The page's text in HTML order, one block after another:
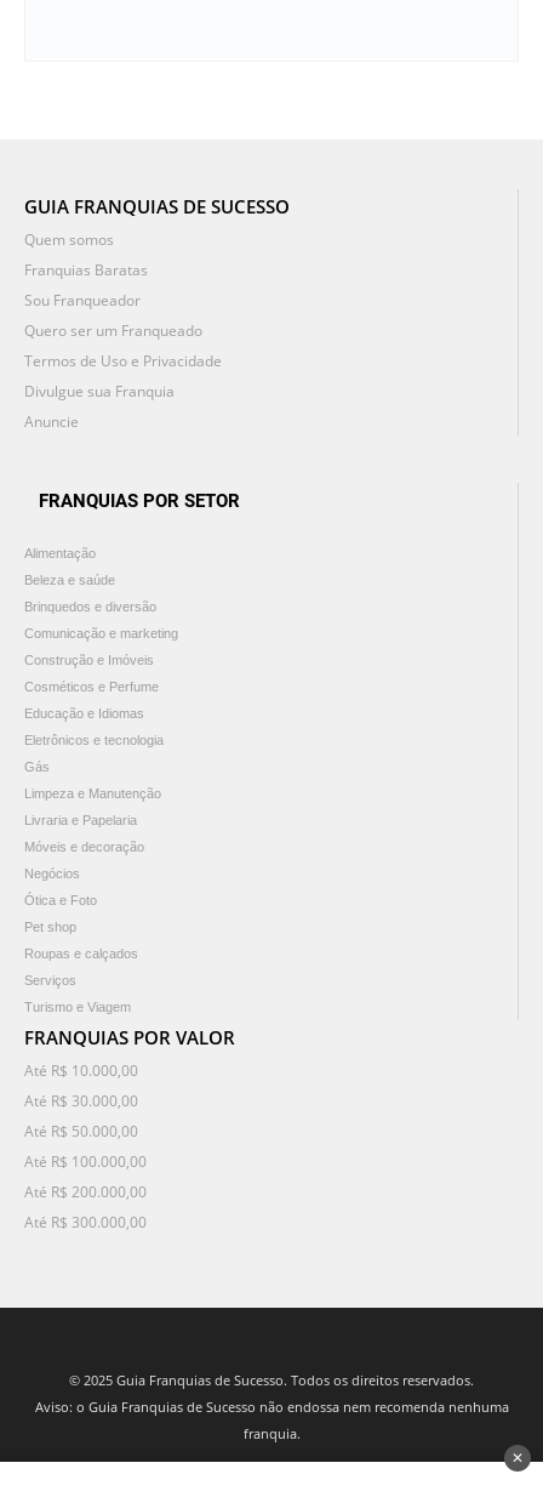
GUIA FRANQUIAS DE SUCESSO
Quem somos
Franquias Baratas
Sou Franqueador
Quero ser um Franqueado
Termos de Uso e Privacidade
Divulgue sua Franquia
Anuncie
FRANQUIAS POR SETOR
Alimentação
Beleza e saúde
Brinquedos e diversão
Comunicação e marketing
Construção e Imóveis
Cosméticos e Perfume
Educação e Idiomas
Eletrônicos e tecnologia
Gás
Limpeza e Manutenção
Livraria e Papelaria
Móveis e decoração
Negócios
Ótica e Foto
Pet shop
Roupas e calçados
Serviços
Turismo e Viagem
FRANQUIAS POR VALOR
Até R$ 10.000,00
Até R$ 30.000,00
Até R$ 50.000,00
Até R$ 100.000,00
Até R$ 200.000,00
Até R$ 300.000,00
© 2025 Guia Franquias de Sucesso. Todos os direitos reservados.
Aviso: o Guia Franquias de Sucesso não endossa nem recomenda nenhuma
franquia.
✕